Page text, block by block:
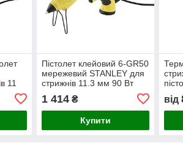
11
Пістолет клейовий 6-GR50
мережевий STANLEY для
стрижнів 11.3 мм 90 Вт
1 414₴
Купити
від